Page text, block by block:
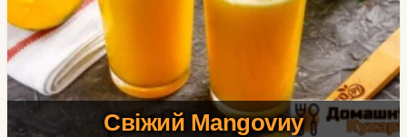
Свіжий Mangovиy